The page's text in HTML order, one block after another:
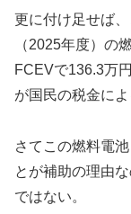
更に付け足せば
（2025年度）の
FCEVで136.3万
が国民の税金に
さてこの燃料電
とが補助の理由
ではない。